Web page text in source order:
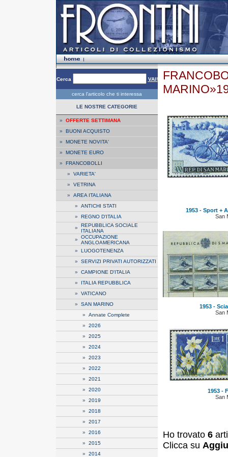
Cerca VAI!
cerca l'articolo che ti interessa
LE NOSTRE CATEGORIE
» OFFERTE SETTIMANA
» BUONI ACQUISTO
» MONETE NOVITA'
» MONETE EURO
» FRANCOBOLLI
» VARIETA'
» VETRINA
» AREA ITALIANA
» ANTICHI STATI
» REGNO D'ITALIA
» REPUBBLICA SOCIALE
ITALIANA
» OCCUPAZIONE
ANGLOAMERICANA
» LUOGOTENENZA
» SERVIZI PRIVATI AUTORIZZATI
» CAMPIONE D'ITALIA
» ITALIA REPUBBLICA
» VATICANO
» SAN MARINO
» Annate Complete
» 2026
» 2025
» 2024
» 2023
» 2022
» 2021
» 2020
» 2019
» 2018
» 2017
» 2016
» 2015
» 2014
1953 - Sport +
San
1953 -
San
1953 -
San
Ho trovato 6
Clicca su